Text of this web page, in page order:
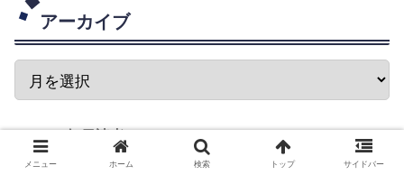
アーカイブ
2026.08.06
メニュー ホーム 検索 トップ サイドバー